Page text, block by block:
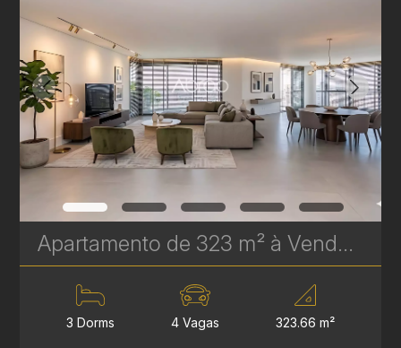
Apartamento de 323 m² à Venda no Epic Água Verde | Em Frente ao Clube Curitibano | Ref. 1718
3 Dorms 4 Vagas 323.66 m²